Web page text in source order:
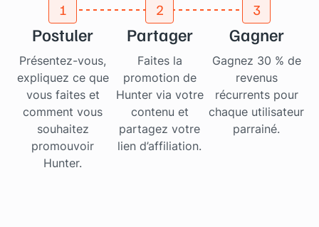
1
Postuler
Présentez-vous,
expliquez ce que
vous faites et
comment vous
souhaitez
promouvoir
Hunter.
2
Partager
Faites la
promotion de
Hunter via votre
contenu et
partagez votre
lien d’affiliation.
3
Gagner
Gagnez 30 % de
revenus
récurrents pour
chaque utilisateur
parrainé.